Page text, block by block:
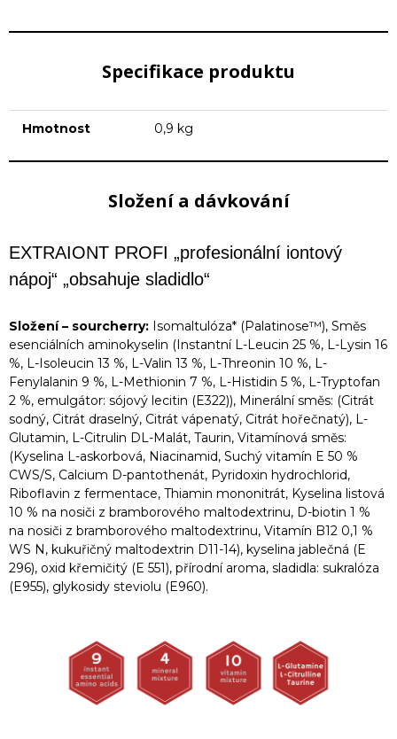
Specifikace produktu
Hmotnost 0,9 kg
Složení a dávkování
EXTRAIONT PROFI „profesionální iontový
nápoj“ „obsahuje sladidlo“
Složení – sourcherry: Isomaltulóza* (Palatinose™), Směs
esenciálních aminokyselin (Instantní L-Leucin 25 %, L-Lysin 16
%, L-Isoleucin 13 %, L-Valin 13 %, L-Threonin 10 %, L-
Fenylalanin 9 %, L-Methionin 7 %, L-Histidin 5 %, L-Tryptofan
2 %, emulgátor: sójový lecitin (E322)), Minerální směs: (Citrát
sodný, Citrát draselný, Citrát vápenatý, Citrát hořečnatý), L-
Glutamin, L-Citrulin DL-Malát, Taurin, Vitamínová směs:
(Kyselina L-askorbová, Niacinamid, Suchý vitamín E 50 %
CWS/S, Calcium D-pantothenát, Pyridoxin hydrochlorid,
Riboflavin z fermentace, Thiamin mononitrát, Kyselina listová
10 % na nosiči z bramborového maltodextrinu, D-biotin 1 %
na nosiči z bramborového maltodextrinu, Vitamín B12 0,1 %
WS N, kukuřičný maltodextrin D11-14), kyselina jablečná (E
296), oxid křemičitý (E 551), přírodní aroma, sladidla: sukralóza
(E955), glykosidy steviolu (E960).